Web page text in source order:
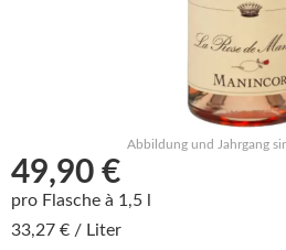
Abbildung und Jahrgang
49,90 €
pro Flasche à 1,5 l
33,27 € / Liter